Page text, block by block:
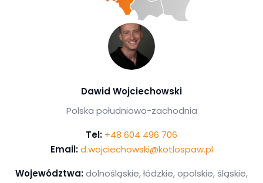
Dawid Wojciechowski
Polska południowo-zachodnia
Tel: +48 604 496 706
Email: d.wojciechowski@kotlospaw.pl
Województwa:dolnośląskie, łódzkie, opolskie, śląskie,